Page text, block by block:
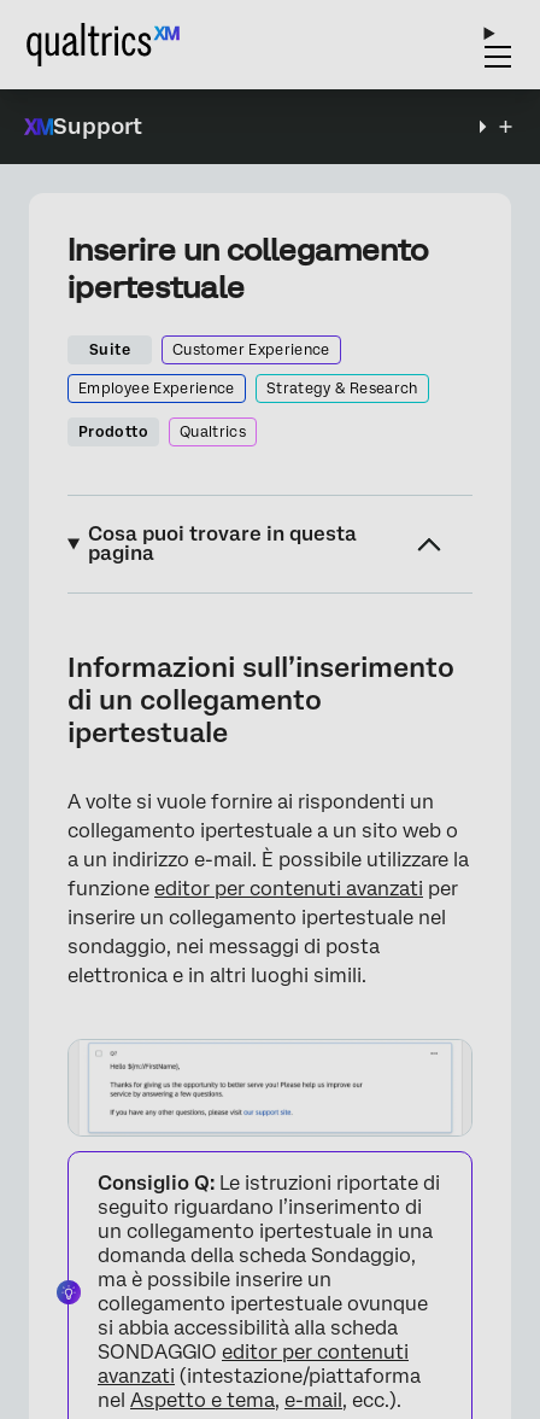
Support
Inserire un collegamento
ipertestuale
Suite Customer Experience
Employee Experience Strategy & Research
Prodotto Qualtrics
Cosa puoi trovare in questa
pagina
Come inserire un collegamento ipertestuale
URL
Collegamento a un indirizzo e-mail
Informazioni sull’inserimento
di un collegamento
ipertestuale
A volte si vuole fornire ai rispondenti un
collegamento ipertestuale a un sito web o
a un indirizzo e-mail. È possibile utilizzare la
funzione editor per contenuti avanzati per
inserire un collegamento ipertestuale nel
sondaggio, nei messaggi di posta
elettronica e in altri luoghi simili.
Consiglio Q: Le istruzioni riportate di
seguito riguardano l’inserimento di
un collegamento ipertestuale in una
domanda della scheda Sondaggio,
ma è possibile inserire un
collegamento ipertestuale ovunque
si abbia accessibilità alla scheda
SONDAGGIO editor per contenuti
avanzati (intestazione/piattaforma
nel Aspetto e tema, e-mail, ecc.).